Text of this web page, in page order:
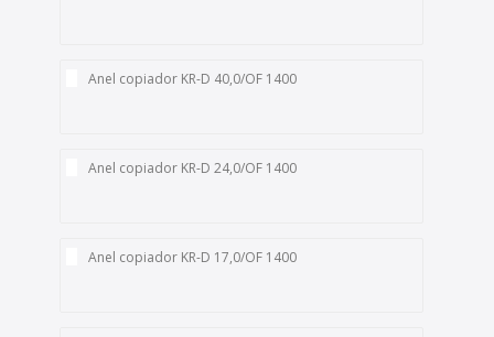
Anel copiador KR-D 40,0/OF 1400
Anel copiador KR-D 24,0/OF 1400
Anel copiador KR-D 17,0/OF 1400